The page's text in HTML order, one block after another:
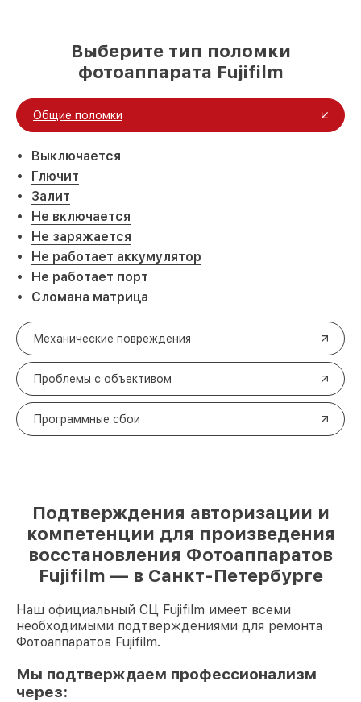
Выберите тип поломки
фотоаппарата Fujifilm
Общие поломки
Выключается
Глючит
Залит
Не включается
Не заряжается
Не работает аккумулятор
Не работает порт
Сломана матрица
Механические повреждения
Проблемы с объективом
Программные сбои
Подтверждения авторизации и
компетенции для произведения
восстановления Фотоаппаратов
Fujifilm — в Санкт-Петербурге
Наш официальный СЦ Fujifilm имеет всеми
необходимыми подтверждениями для ремонта
Фотоаппаратов Fujifilm.
Мы подтверждаем профессионализм
через: